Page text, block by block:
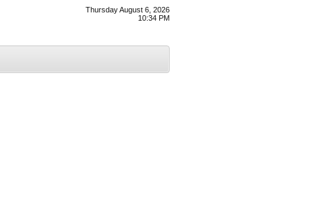
Thursday August 6, 2026
10:34 PM